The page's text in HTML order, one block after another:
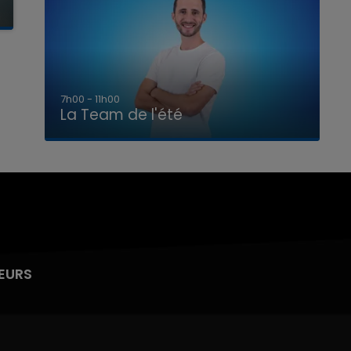
7h00 - 11h00
La Team de l'été